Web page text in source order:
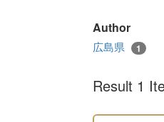
Author
広島県 1
Result 1